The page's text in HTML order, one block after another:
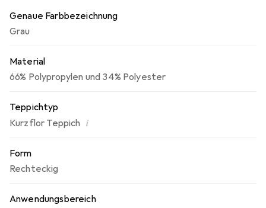
Genaue Farbbezeichnung
Grau
Material
66% Polypropylen und 34% Polyester
Teppichtyp
Kurzflor Teppich i
Form
Rechteckig
Anwendungsbereich